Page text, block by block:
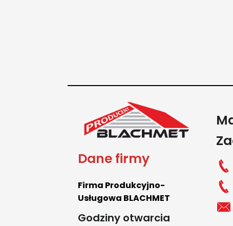
Dane firmy
Firma Produkcyjno-
Usługowa BLACHMET
Godziny otwarcia